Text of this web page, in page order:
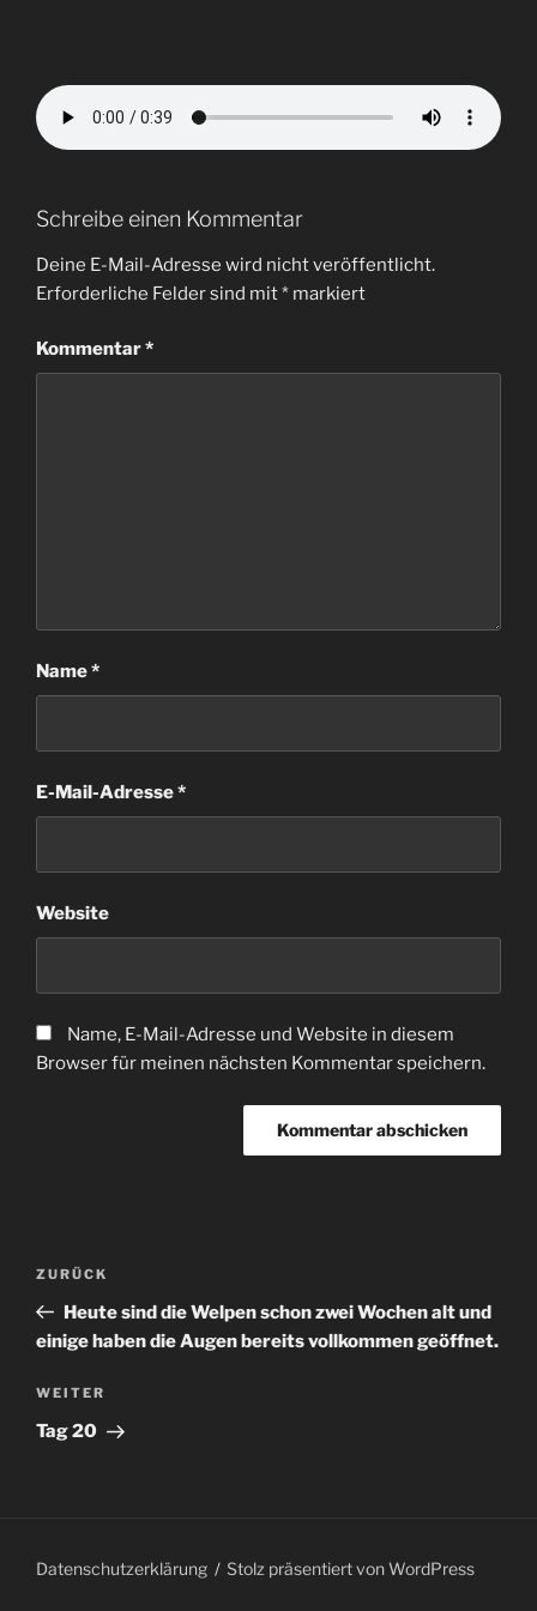
Schreibe einen Kommentar
Deine E-Mail-Adresse wird nicht veröffentlicht.
Erforderliche Felder sind mit* markiert
Kommentar*
Name*
E-Mail-Adresse*
Website
Name, E-Mail-Adresse und Website in diesem
Browser für meinen nächsten Kommentar speichern.
Beitragsnavigation
Vorheriger
Beitrag
ZURÜCK
Heute sind die Welpen schon zwei Wochen alt und
einige haben die Augen bereits vollkommen geöffnet.
Nächster
Beitrag
WEITER
Tag 20
Datenschutzerklärung Stolz präsentiert von WordPress